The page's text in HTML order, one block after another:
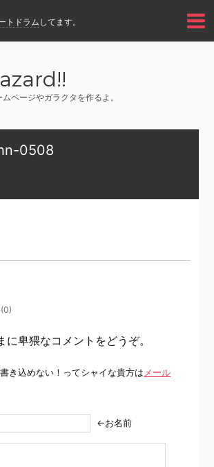
トドラムしてます。
ページやガラクタを作るよ。
0508
(0)
に卑猥なコメントをどうぞ。
き込めない！ってシャイな貴方は メール
←お名前